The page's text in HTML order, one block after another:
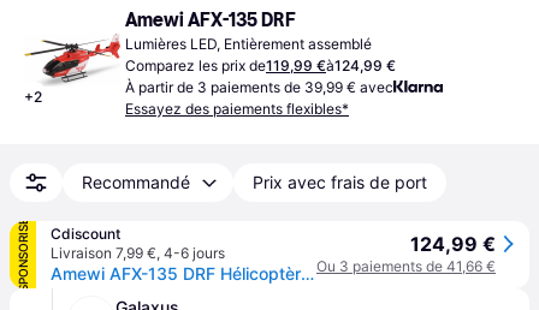
+2
Amewi AFX-135 DRF
Lumières LED, Entièrement assemblé
Comparez les prix de119,99 €à124,99 €
À partir de 3 paiements de 39,99 € avec
Essayez des paiements flexibles*
Recommandé Prix avec frais de port
SPONSORISÉ
Cdiscount
Livraison 7,99 €, 4-6 jours
Amewi AFX-135 DRF Hélicoptère RC prêt à voler (RtF) - Blanc
124,99 €
Ou 3 paiements de 41,66 €